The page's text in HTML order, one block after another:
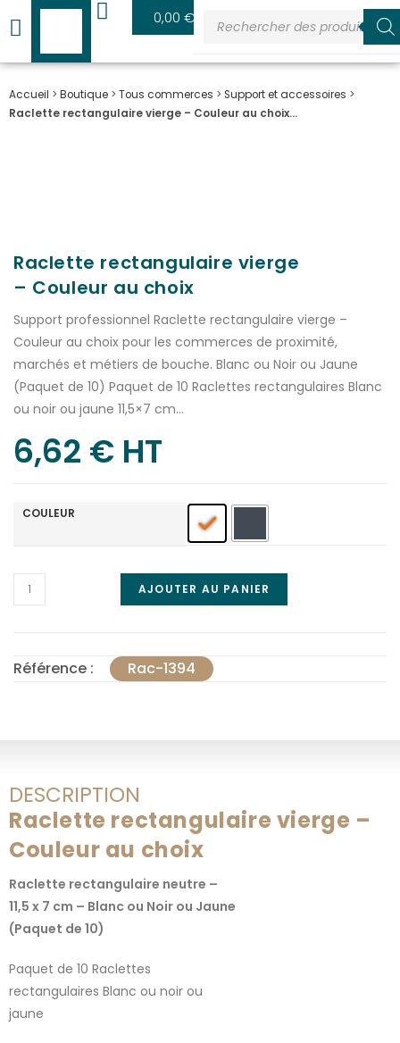
0,00€
Accueil > Boutique > Tous commerces > Support et accessoires >
Raclette rectangulaire vierge – Couleur au choix…
Raclette rectangulaire vierge
– Couleur au choix
Support professionnel Raclette rectangulaire vierge –
Couleur au choix pour les commerces de proximité,
marchés et métiers de bouche. Blanc ou Noir ou Jaune
(Paquet de 10) Paquet de 10 Raclettes rectangulaires Blanc
ou noir ou jaune 11,5×7 cm…
6,62 € HT
COULEUR
AJOUTER AU PANIER
Référence : Rac-1394
DESCRIPTION
Raclette rectangulaire vierge –
Couleur au choix
Raclette rectangulaire neutre –
11,5 x 7 cm – Blanc ou Noir ou Jaune
(Paquet de 10)
Paquet de 10 Raclettes
rectangulaires Blanc ou noir ou
jaune